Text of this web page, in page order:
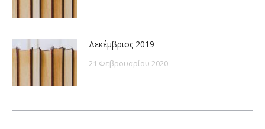
Δεκέμβριος 2019
21 Φεβρουαρίου 2020